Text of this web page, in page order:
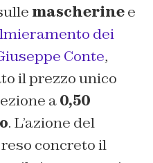
mascherinee
dei
Conte,
il prezzo unico
a0,50
. L’azione del
concreto il